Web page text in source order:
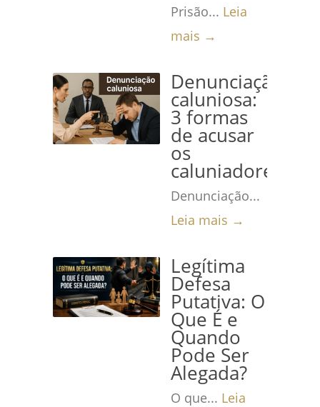
Prisão... Leia
mais →
Denunciação
caluniosa:
3 formas
de acusar
os
caluniadores
Denunciação...
Leia mais →
Legítima
Defesa
Putativa: O
Que É e
Quando
Pode Ser
Alegada?
O que... Leia